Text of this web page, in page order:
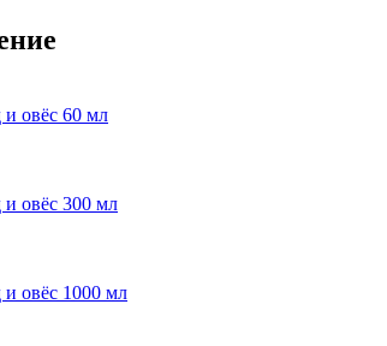
овёс 60 мл
овёс 300 мл
овёс 1000 мл